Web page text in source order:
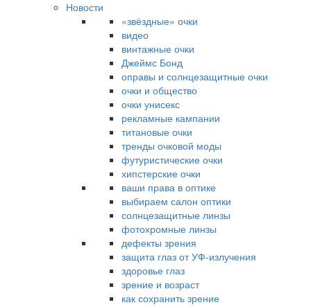
Новости
«звёздные» очки
видео
винтажные очки
Джеймс Бонд
оправы и солнцезащитные очки
очки и общество
очки унисекс
рекламные кампании
титановые очки
тренды очковой моды
футуристические очки
хипстерские очки
ваши права в оптике
выбираем салон оптики
солнцезащитные линзы
фотохромные линзы
дефекты зрения
защита глаз от УФ-излучения
здоровье глаз
зрение и возраст
как сохранить зрение